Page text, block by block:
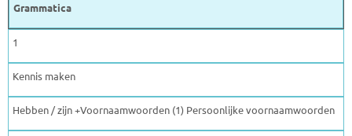
Grammatica
1
Kennis maken
Hebben / zijn +Voornaamwoorden (1) Persoonlijke voornaamwoorden